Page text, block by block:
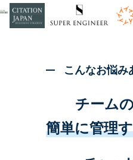
こんなお悩み
チーム
簡単に管理